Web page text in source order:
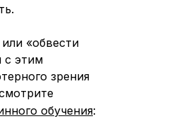
«обвести
с этим
зрения
обучения: